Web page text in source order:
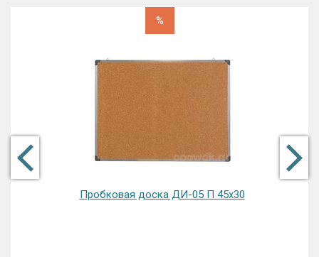
%
Пробковая доска ДИ-05 П 45х30